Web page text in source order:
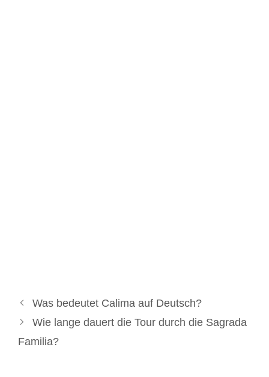
Was bedeutet Calima auf Deutsch?
Wie lange dauert die Tour durch die Sagrada
Familia?